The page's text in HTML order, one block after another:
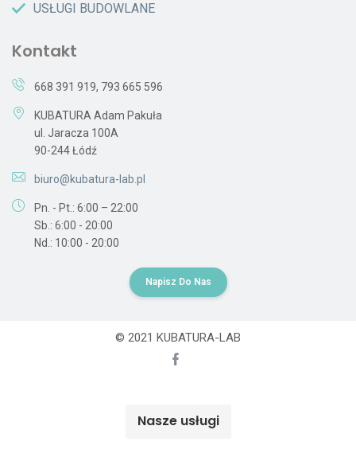
USŁUGI BUDOWLANE
Kontakt
668 391 919, 793 665 596
KUBATURA Adam Pakuła
ul. Jaracza 100A
90-244 Łódź
biuro@kubatura-lab.pl
Pn. - Pt.: 6:00 – 22:00
Sb.: 6:00 - 20:00
Nd.: 10:00 - 20:00
Napisz Do Nas
© 2021 KUBATURA-LAB
Nasze usługi